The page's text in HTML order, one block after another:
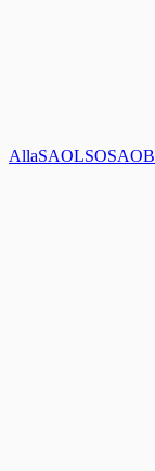
AllaSAOLSOSAOB